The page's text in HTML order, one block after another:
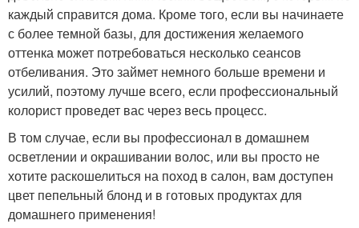
каждый справится дома. Кроме того, если вы начинаете
с более темной базы, для достижения желаемого
оттенка может потребоваться несколько сеансов
отбеливания. Это займет немного больше времени и
усилий, поэтому лучше всего, если профессиональный
колорист проведет вас через весь процесс.
В том случае, если вы профессионал в домашнем
осветлении и окрашивании волос, или вы просто не
хотите раскошелиться на поход в салон, вам доступен
цвет пепельный блонд и в готовых продуктах для
домашнего применения!